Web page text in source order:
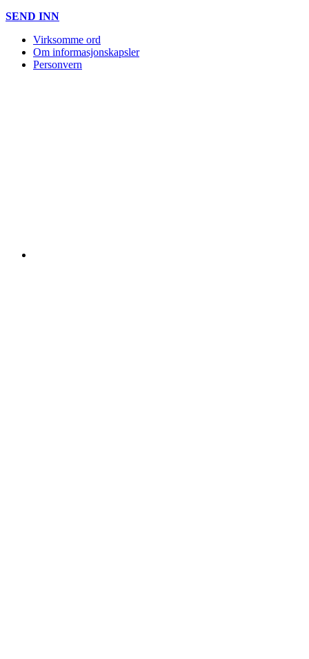
SEND INN
Virksomme ord
Om informasjonskapsler
Personvern